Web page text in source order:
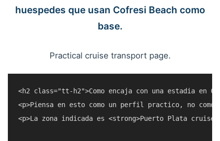
huespedes que usan Cofresi Beach como
base.
Practical cruise transport page.
<h2 class="tt-h2">Como encaja con una estadia en
<p>Piensa en esto como un perfil practico, no
<p>La zona indicada es <strong>Puerto Plata